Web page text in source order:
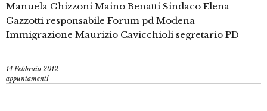
Manuela Ghizzoni Maino Benatti Sindaco Elena
Gazzotti responsabile Forum pd Modena
Immigrazione Maurizio Cavicchioli segretario PD
14 Febbraio 2012
appuntamenti